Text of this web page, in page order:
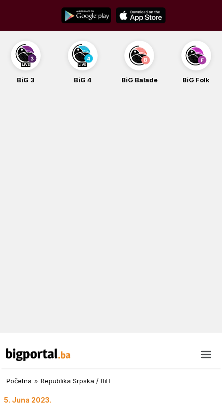
content
BiG 3 BiG 4 BiG Balade BiG Folk
Početna » Republika Srpska / BiH
5. Juna 2023.